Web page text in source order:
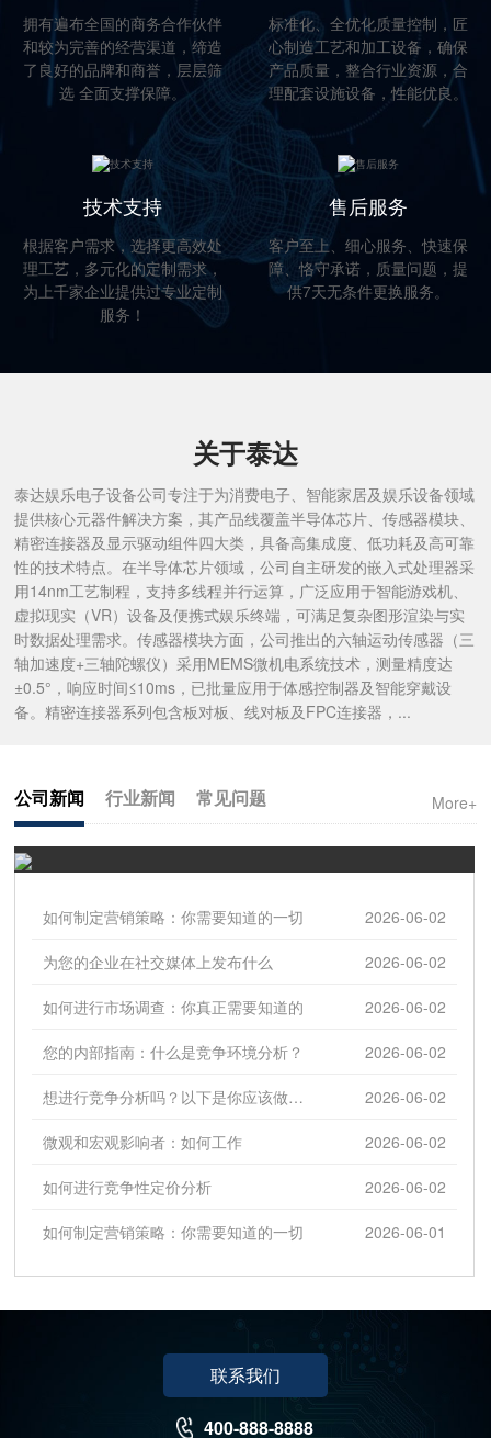
拥有遍布全国的商务合作伙伴
和较为完善的经营渠道，缔造
了良好的品牌和商誉，层层筛
选 全面支撑保障。
标准化、全优化质量控制，匠
心制造工艺和加工设备，确保
产品质量，整合行业资源，合
理配套设施设备，性能优良。
技术支持
根据客户需求，选择更高效处
理工艺，多元化的定制需求，
为上千家企业提供过专业定制
服务！
售后服务
客户至上、细心服务、快速保
障、恪守承诺，质量问题，提
供7天无条件更换服务。
关于泰达
泰达娱乐电子设备公司专注于为消费电子、智能家居及娱乐设备领域
提供核心元器件解决方案，其产品线覆盖半导体芯片、传感器模块、
精密连接器及显示驱动组件四大类，具备高集成度、低功耗及高可靠
性的技术特点。在半导体芯片领域，公司自主研发的嵌入式处理器采
用14nm工艺制程，支持多线程并行运算，广泛应用于智能游戏机、
虚拟现实（VR）设备及便携式娱乐终端，可满足复杂图形渲染与实
时数据处理需求。传感器模块方面，公司推出的六轴运动传感器（三
轴加速度+三轴陀螺仪）采用MEMS微机电系统技术，测量精度达
±0.5°，响应时间≤10ms，已批量应用于体感控制器及智能穿戴设
备。精密连接器系列包含板对板、线对板及FPC连接器，...
公司新闻 行业新闻 常见问题 More+
如何制定营销策略：你需要知道的一切 2026-06-02
为您的企业在社交媒体上发布什么 2026-06-02
如何进行市场调查：你真正需要知道的 2026-06-02
您的内部指南：什么是竞争环境分析？ 2026-06-02
想进行竞争分析吗？以下是你应该做的7个理由 2026-06-02
微观和宏观影响者：如何工作 2026-06-02
如何进行竞争性定价分析 2026-06-02
如何制定营销策略：你需要知道的一切 2026-06-01
联系我们
400-888-8888